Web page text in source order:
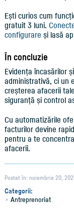
Ești curios cum
gratuit 3 luni.
configurare și lasă
În concluzie
Evidența încasărilor
administrativă, ci un
creșterea afacerii
siguranță și control
Cu automatizările
facturilor devine
pentru a te
afacerii.
Postat în: noiembrie 20,
Categorii:
Antreprenoriat